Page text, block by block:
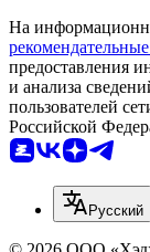
На
предоставления
и анализа
пользователей
Российской
Русский